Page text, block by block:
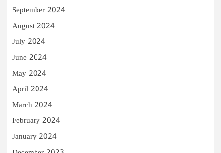
September 2024
August 2024
July 2024
June 2024
May 2024
April 2024
March 2024
February 2024
January 2024